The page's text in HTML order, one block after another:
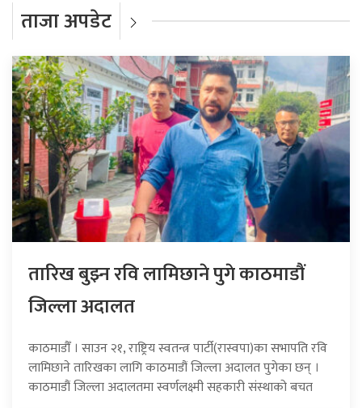
ताजा अपडेट
तारिख बुझ्न रवि लामिछाने पुगे काठमाडौं
जिल्ला अदालत
काठमाडौँ । साउन २१, राष्ट्रिय स्वतन्त्र पार्टी(रास्वपा)का सभापति रवि
लामिछाने तारिखका लागि काठमाडौं जिल्ला अदालत पुगेका छन् ।
काठमाडौं जिल्ला अदालतमा स्वर्णलक्ष्मी सहकारी संस्थाको बचत